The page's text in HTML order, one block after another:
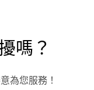
嗎？
為您服務！